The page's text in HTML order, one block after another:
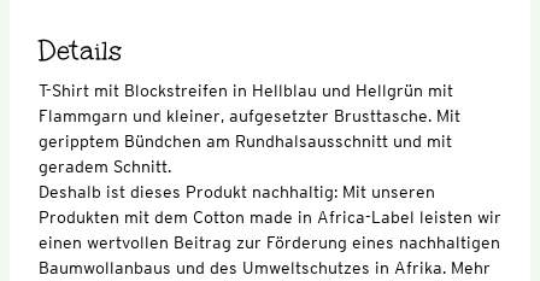
Details
T-Shirt mit Blockstreifen in Hellblau und Hellgrün mit
Flammgarn und kleiner, aufgesetzter Brusttasche. Mit
geripptem Bündchen am Rundhalsausschnitt und mit
geradem Schnitt.
Deshalb ist dieses Produkt nachhaltig: Mit unseren
Produkten mit dem Cotton made in Africa-Label leisten wir
einen wertvollen Beitrag zur Förderung eines nachhaltigen
Baumwollanbaus und des Umweltschutzes in Afrika. Mehr